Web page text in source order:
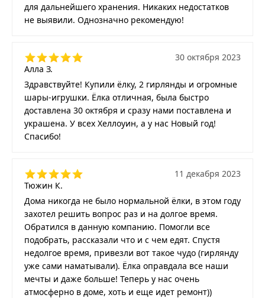
для дальнейшего хранения. Никаких недостатков
не выявили. Однозначно рекомендую!
Алла З.
30 октября 2023
Здравствуйте! Купили ёлку, 2 гирлянды и огромные
шары-игрушки. Ёлка отличная, была быстро
доставлена 30 октября и сразу нами поставлена и
украшена. У всех Хеллоуин, а у нас Новый год!
Спасибо!
Тюжин К.
11 декабря 2023
Дома никогда не было нормальной ёлки, в этом году
захотел решить вопрос раз и на долгое время.
Обратился в данную компанию. Помогли все
подобрать, рассказали что и с чем едят. Спустя
недолгое время, привезли вот такое чудо (гирлянду
уже сами наматывали). Ёлка оправдала все наши
мечты и даже больше! Теперь у нас очень
атмосферно в доме, хоть и еще идет ремонт))